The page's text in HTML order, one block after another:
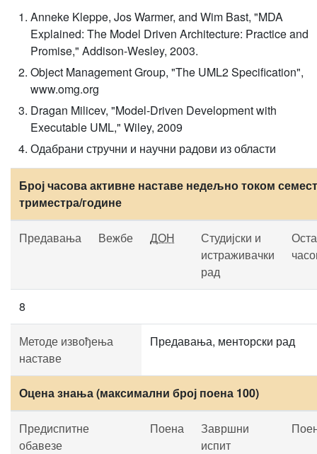
Anneke Kleppe, Jos Warmer, and Wim Bast, "MDA
Explained: The Model Driven Architecture: Practice and
Promise," Addison-Wesley, 2003.
Object Management Group, "The UML2 Specification",
www.omg.org
Dragan Milicev, "Model-Driven Development with
Executable UML," Wiley, 2009
Одабрани стручни и научни радови из области
Број часова активне наставе недељно током
триместра/године
Предавања Вежбе ДОН
Студијски и
истраживачки
рад
8
Методе извођења
наставе
Предавања, менторски рад
Оцена знања (максимални број поена 100)
Предиспитне
обавезе
Поена
Завршни
испит